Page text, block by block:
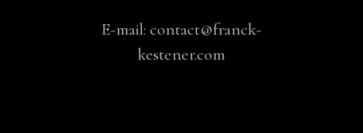
E-mail: contact@franck-
kestener.com